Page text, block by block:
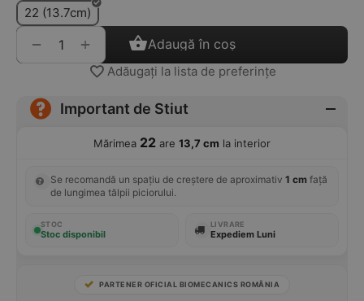
22 (13.7cm)
+
− Adaugă în coș
Adăugați la lista de preferințe
Important de Stiut
Mărimea 22 are 13,7 cm la interior
Se recomandă un spațiu de creștere de aproximativ 1 cm față
de lungimea tălpii piciorului.
STOC
Stoc disponibil
LIVRARE
Expediem Luni
PARTENER OFICIAL BIOMECANICS ROMÂNIA